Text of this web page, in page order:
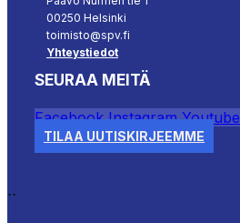
00250 Helsinki
toimisto@spv.fi
Yhteystiedot
SEURAA MEITÄ
Facebook Instagram Youtube
TILAA UUTISKIRJEEMME
``